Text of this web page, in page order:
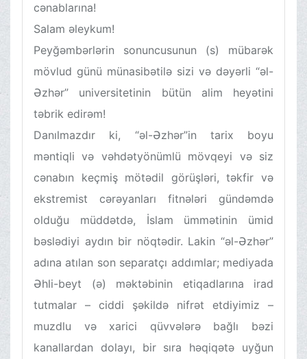
cənablarına!
Salam əleykum!
Peyğəmbərlərin sonuncusunun (s) mübarək
mövlud günü münasibətilə sizi və dəyərli “əl-
Əzhər” universitetinin bütün alim heyətini
təbrik edirəm!
Danılmazdır ki, “əl-Əzhər”in tarix boyu
məntiqli və vəhdətyönümlü mövqeyi və siz
cənabın keçmiş mötədil görüşləri, təkfir və
ekstremist cərəyanları fitnələri gündəmdə
olduğu müddətdə, İslam ümmətinin ümid
bəslədiyi aydın bir nöqtədir. Lakin “əl-Əzhər”
adına atılan son separatçı addımlar; mediyada
Əhli-beyt (ə) məktəbinin etiqadlarına irad
tutmalar – ciddi şəkildə nifrət etdiyimiz –
muzdlu və xarici qüvvələrə bağlı bəzi
kanallardan dolayı, bir sıra həqiqətə uyğun